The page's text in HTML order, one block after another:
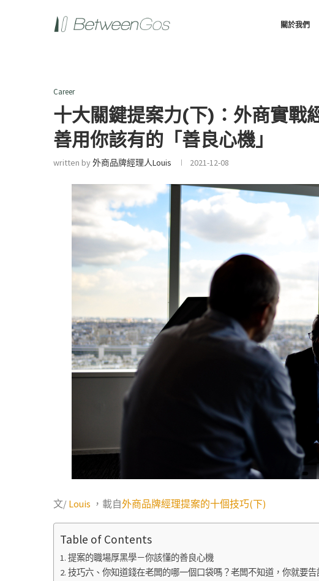
關於我們
Career
十大關鍵提案力(下)：外商實戰
善用你該有的「善良心機」
written by外商品牌經理人louis 2021-12-08
文/ Louis ，載自外商品牌經理提案的十個技巧(下)
Table of Contents
提案的職場厚黑學－你該懂的善良心機
技巧六、你知道錢在老闆的哪一個口袋嗎？老闆不知道，你就要告